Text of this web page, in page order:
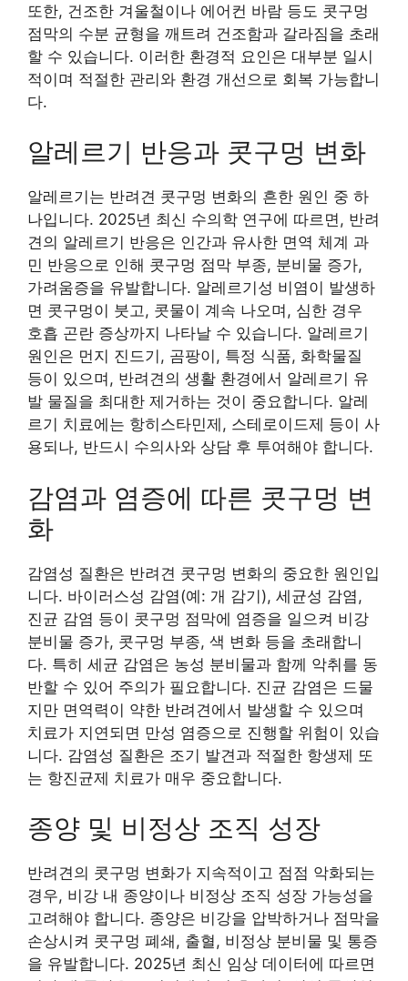
또한, 건조한 겨울철이나 에어컨 바람 등도 콧구멍
점막의 수분 균형을 깨트려 건조함과 갈라짐을 초래
할 수 있습니다. 이러한 환경적 요인은 대부분 일시
적이며 적절한 관리와 환경 개선으로 회복 가능합니
다.
알레르기 반응과 콧구멍 변화
알레르기는 반려견 콧구멍 변화의 흔한 원인 중 하
나입니다. 2025년 최신 수의학 연구에 따르면, 반려
견의 알레르기 반응은 인간과 유사한 면역 체계 과
민 반응으로 인해 콧구멍 점막 부종, 분비물 증가,
가려움증을 유발합니다. 알레르기성 비염이 발생하
면 콧구멍이 붓고, 콧물이 계속 나오며, 심한 경우
호흡 곤란 증상까지 나타날 수 있습니다. 알레르기
원인은 먼지 진드기, 곰팡이, 특정 식품, 화학물질
등이 있으며, 반려견의 생활 환경에서 알레르기 유
발 물질을 최대한 제거하는 것이 중요합니다. 알레
르기 치료에는 항히스타민제, 스테로이드제 등이 사
용되나, 반드시 수의사와 상담 후 투여해야 합니다.
감염과 염증에 따른 콧구멍 변
화
감염성 질환은 반려견 콧구멍 변화의 중요한 원인입
니다. 바이러스성 감염(예: 개 감기), 세균성 감염,
진균 감염 등이 콧구멍 점막에 염증을 일으켜 비강
분비물 증가, 콧구멍 부종, 색 변화 등을 초래합니
다. 특히 세균 감염은 농성 분비물과 함께 악취를 동
반할 수 있어 주의가 필요합니다. 진균 감염은 드물
지만 면역력이 약한 반려견에서 발생할 수 있으며
치료가 지연되면 만성 염증으로 진행할 위험이 있습
니다. 감염성 질환은 조기 발견과 적절한 항생제 또
는 항진균제 치료가 매우 중요합니다.
종양 및 비정상 조직 성장
반려견의 콧구멍 변화가 지속적이고 점점 악화되는
경우, 비강 내 종양이나 비정상 조직 성장 가능성을
고려해야 합니다. 종양은 비강을 압박하거나 점막을
손상시켜 콧구멍 폐쇄, 출혈, 비정상 분비물 및 통증
을 유발합니다. 2025년 최신 임상 데이터에 따르면